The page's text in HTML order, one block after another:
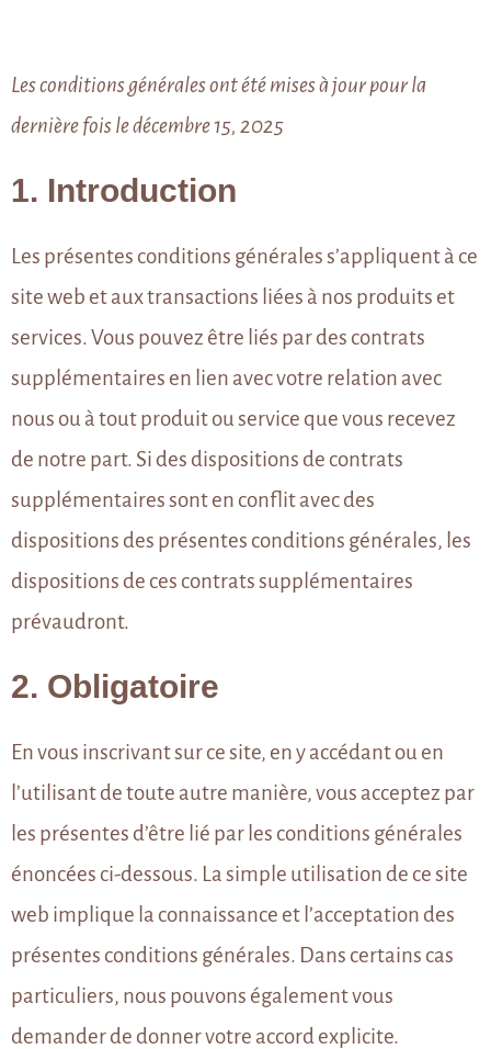
Les conditions générales ont été mises à jour pour la
dernière fois le décembre 15, 2025
1. Introduction
Les présentes conditions générales s’appliquent à ce
site web et aux transactions liées à nos produits et
services. Vous pouvez être liés par des contrats
supplémentaires en lien avec votre relation avec
nous ou à tout produit ou service que vous recevez
de notre part. Si des dispositions de contrats
supplémentaires sont en conflit avec des
dispositions des présentes conditions générales, les
dispositions de ces contrats supplémentaires
prévaudront.
2. Obligatoire
En vous inscrivant sur ce site, en y accédant ou en
l’utilisant de toute autre manière, vous acceptez par
les présentes d’être lié par les conditions générales
énoncées ci-dessous. La simple utilisation de ce site
web implique la connaissance et l’acceptation des
présentes conditions générales. Dans certains cas
particuliers, nous pouvons également vous
demander de donner votre accord explicite.